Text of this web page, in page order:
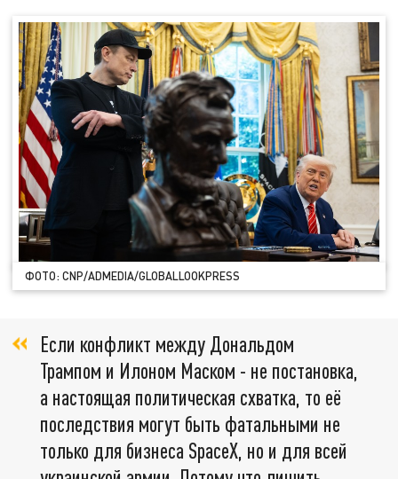
ФОТО: CNP/ADMEDIA/GLOBALLOOKPRESS
Если конфликт между Дональдом
Трампом и Илоном Маском - не постановка,
а настоящая политическая схватка, то её
последствия могут быть фатальными не
только для бизнеса SpaceX, но и для всей